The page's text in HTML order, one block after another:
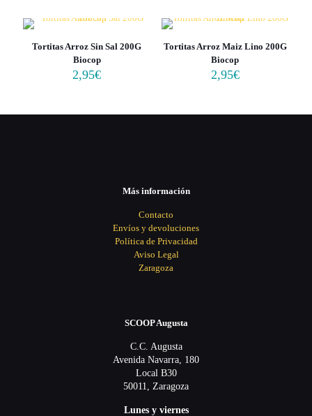
Tortitas Arroz Sin Sal 200G
Biocop
2,95€
Tortitas Arroz Maiz Lino 200G
Biocop
2,95€
Más información
Contacto
Envíos y devoluciones
Política de Privacidad
Aviso Legal
Zaragoza
SCOOP Augusta
C.C. Augusta
Avenida Navarra, 180
Local B30
50011, Zaragoza
Lunes y viernes